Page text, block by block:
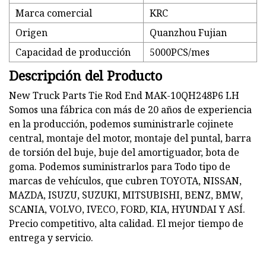
Marca comercial
KRC
Origen
Quanzhou Fujian
Capacidad de producción
5000PCS/mes
Descripción del Producto
New Truck Parts Tie Rod End MAK-10QH248P6 LH
Somos una fábrica con más de 20 años de experiencia
en la producción, podemos suministrarle cojinete
central, montaje del motor, montaje del puntal, barra
de torsión del buje, buje del amortiguador, bota de
goma. Podemos suministrarlos para Todo tipo de
marcas de vehículos, que cubren TOYOTA, NISSAN,
MAZDA, ISUZU, SUZUKI, MITSUBISHI, BENZ, BMW,
SCANIA, VOLVO, IVECO, FORD, KIA, HYUNDAI Y ASÍ.
Precio competitivo, alta calidad. El mejor tiempo de
entrega y servicio.